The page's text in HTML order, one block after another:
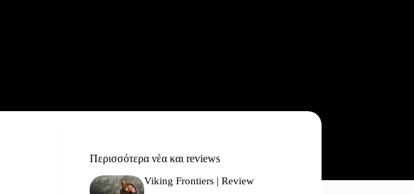
Περισσότερα νέα και reviews
Viking Frontiers | Review